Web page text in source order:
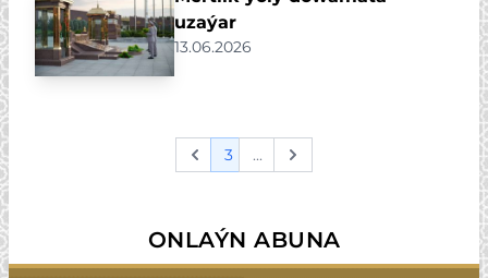
uzaýar
13.06.2026
Previous
3 ... Next
ONLAÝN ABUNA